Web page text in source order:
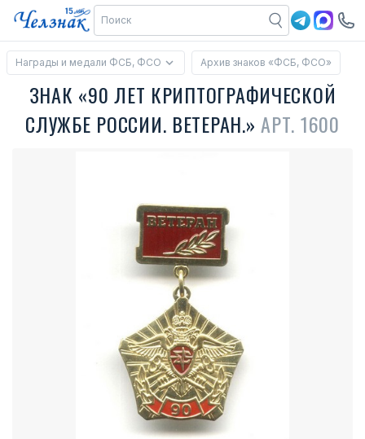
Награды и медали ФСБ, ФСО Архив знаков «ФСБ, ФСО»
ЗНАК «90 ЛЕТ КРИПТОГРАФИЧЕСКОЙ
СЛУЖБЕ РОССИИ. ВЕТЕРАН.»АРТ. 1600